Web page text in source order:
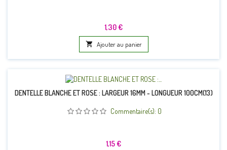
Prix
1,30 €
 Ajouter au panier
DENTELLE BLANCHE ET ROSE : LARGEUR 16MM - LONGUEUR 100CM(13)
Commentaire(s): 0
Prix
1,15 €